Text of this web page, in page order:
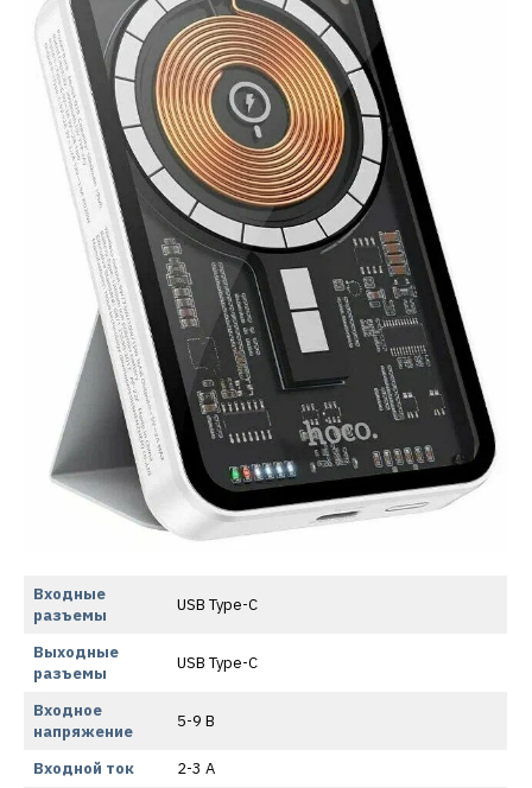
Входные
разъемы
USB Type-C
Выходные
разъемы
USB Type-C
Входное
напряжение
5-9 В
Входной ток
2-3 А